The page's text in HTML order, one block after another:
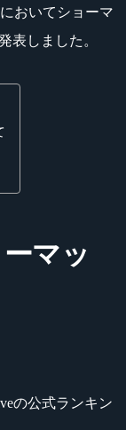
おいてショーマ
表しました。
マッ
の公式ランキン